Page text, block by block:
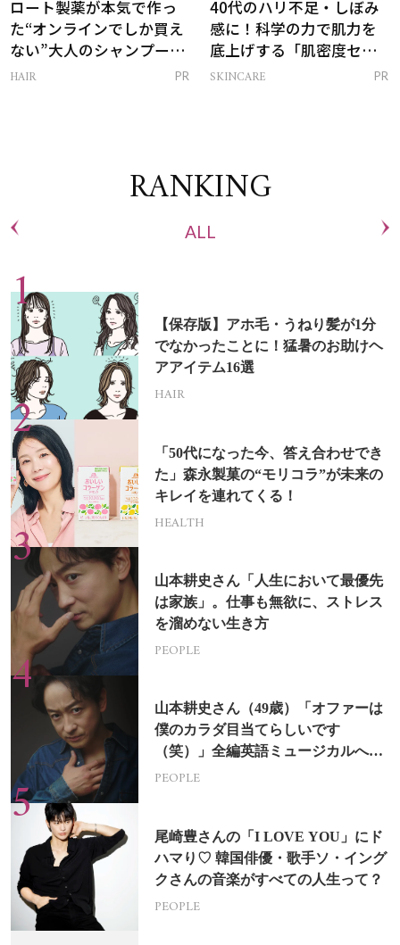
ロート製薬が本気で作っ
た“オンラインでしか買え
ない”大人のシャンプー＆
トリートメントって？
HAIR PR
40代のハリ不足・しぼみ
感に！科学の力で肌力を
底上げする「肌密度セラ
ム」
SKINCARE PR
RANKING
ALL
【保存版】アホ毛・うねり髪が1分
でなかったことに！猛暑のお助けヘ
アアイテム16選
HAIR
「50代になった今、答え合わせでき
た」森永製菓の“モリコラ”が未来の
キレイを連れてくる！
HEALTH
山本耕史さん「人生において最優先
は家族」。仕事も無欲に、ストレス
を溜めない生き方
PEOPLE
山本耕史さん（49歳）「オファーは
僕のカラダ目当てらしいです
（笑）」全編英語ミュージカルへの
挑戦
PEOPLE
尾崎豊さんの「I LOVE YOU」にド
ハマり♡ 韓国俳優・歌手ソ・イング
クさんの音楽がすべての人生って？
PEOPLE